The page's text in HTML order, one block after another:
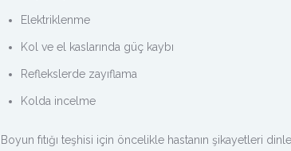
Elektriklenme
Kol ve el kaslarında güç kaybı
Reflekslerde zayıflama
Kolda incelme
Boyun fıtığı teşhisi için öncelikle hastanın şikayetleri